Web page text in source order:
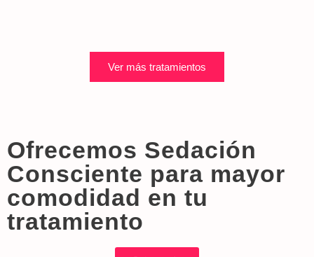
Ver más tratamientos
Ofrecemos Sedación
Consciente para mayor
comodidad en tu
tratamiento